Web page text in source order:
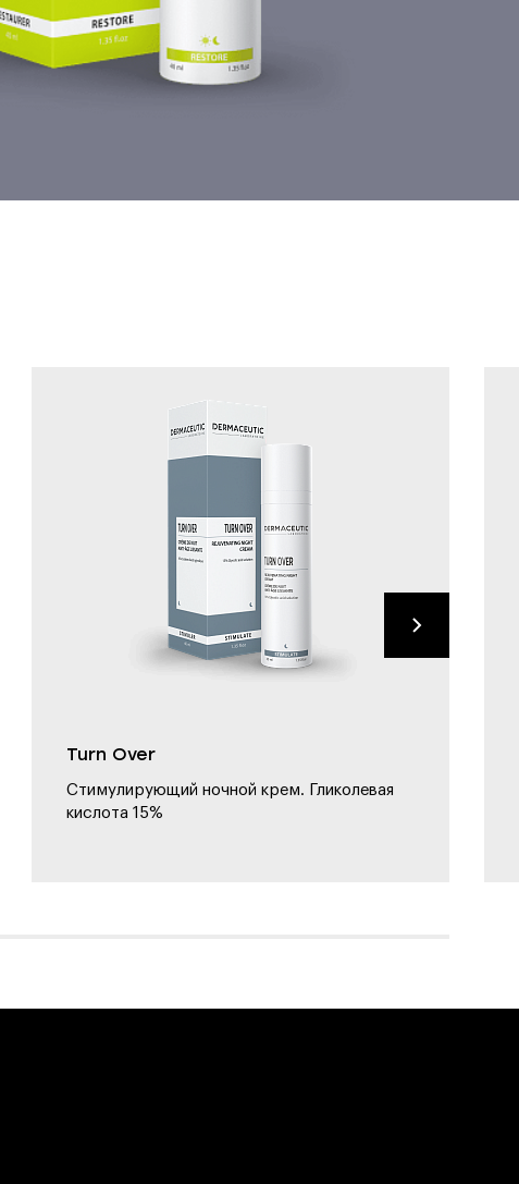
Turn Over
Стимулирующий ночной крем. Гликолевая
кислота 15%